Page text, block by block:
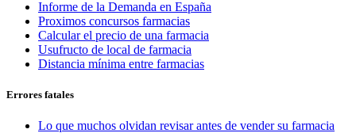
Informe de la Demanda en España
Proximos concursos farmacias
Calcular el precio de una farmacia
Usufructo de local de farmacia
Distancia mínima entre farmacias
Errores fatales
Lo que muchos olvidan revisar antes de vender su farmacia